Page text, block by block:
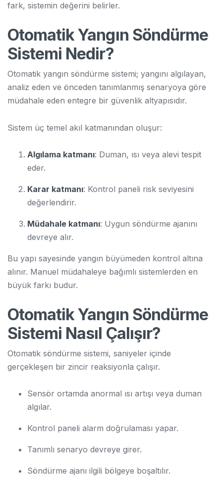
fark, sistemin değerini belirler.
Otomatik Yangın Söndürme
Sistemi Nedir?
Otomatik yangın söndürme sistemi; yangını algılayan,
analiz eden ve önceden tanımlanmış senaryoya göre
müdahale eden entegre bir güvenlik altyapısıdır.
Sistem üç temel akıl katmanından oluşur:
Algılama katmanı: Duman, ısı veya alevi tespit
eder.
Karar katmanı: Kontrol paneli risk seviyesini
değerlendirir.
Müdahale katmanı: Uygun söndürme ajanını
devreye alır.
Bu yapı sayesinde yangın büyümeden kontrol altına
alınır. Manuel müdahaleye bağımlı sistemlerden en
büyük farkı budur.
Otomatik Yangın Söndürme
Sistemi Nasıl Çalışır?
Otomatik söndürme sistemi, saniyeler içinde
gerçekleşen bir zincir reaksiyonla çalışır.
Sensör ortamda anormal ısı artışı veya duman
algılar.
Kontrol paneli alarm doğrulaması yapar.
Tanımlı senaryo devreye girer.
Söndürme ajanı ilgili bölgeye boşaltılır.